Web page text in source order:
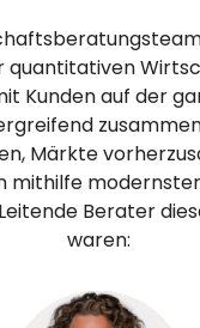
quantitativen
Kunden auf der
Märkte
mithilfe
Berater
waren: